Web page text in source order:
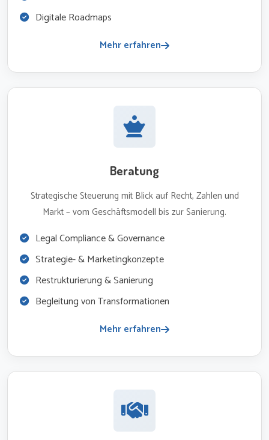
Digitale Roadmaps
Mehr erfahren
Beratung
Strategische Steuerung mit Blick auf Recht, Zahlen und
Markt – vom Geschäftsmodell bis zur Sanierung.
Legal Compliance & Governance
Strategie- & Marketingkonzepte
Restrukturierung & Sanierung
Begleitung von Transformationen
Mehr erfahren